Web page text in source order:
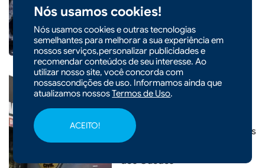
Nós usamos cookies!
Nós usamos cookies e outras tecnologias
semelhantes para melhorar a sua experiência em
nossos serviços,personalizar publicidades e
recomendar conteúdos de seu interesse. Ao
utilizar nosso site, você concorda com
nossascondições de uso. Informamos ainda que
atualizamos nossosTermos de Uso.
ACEITO!
Maravilha
POLÍCIA
Três menores são apreendidos
durante operação em Faxinal
dos Guedes